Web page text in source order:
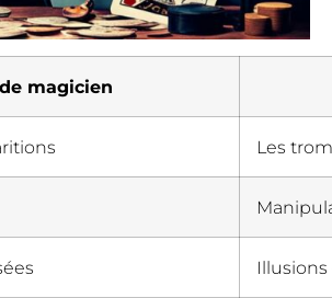
magicien
Les
Illusions